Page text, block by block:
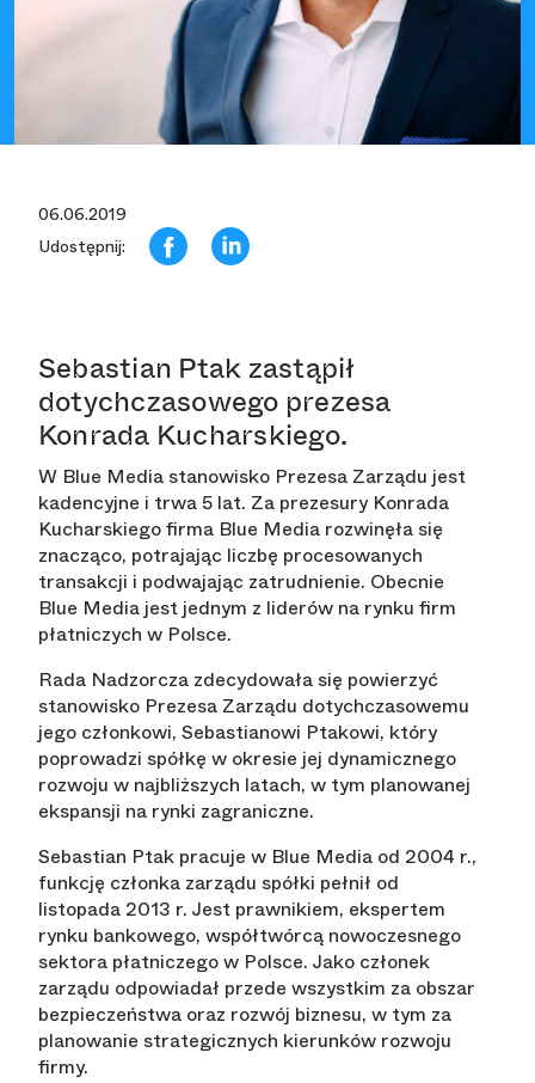
06.06.2019
Udostępnij:
Sebastian Ptak zastąpił
dotychczasowego prezesa
Konrada Kucharskiego.
W Blue Media stanowisko Prezesa Zarządu jest
kadencyjne i trwa 5 lat. Za prezesury Konrada
Kucharskiego firma Blue Media rozwinęła się
znacząco, potrajając liczbę procesowanych
transakcji i podwajając zatrudnienie. Obecnie
Blue Media jest jednym z liderów na rynku firm
płatniczych w Polsce.
Rada Nadzorcza zdecydowała się powierzyć
stanowisko Prezesa Zarządu dotychczasowemu
jego członkowi, Sebastianowi Ptakowi, który
poprowadzi spółkę w okresie jej dynamicznego
rozwoju w najbliższych latach, w tym planowanej
ekspansji na rynki zagraniczne.
Sebastian Ptak pracuje w Blue Media od 2004 r.,
funkcję członka zarządu spółki pełnił od
listopada 2013 r. Jest prawnikiem, ekspertem
rynku bankowego, współtwórcą nowoczesnego
sektora płatniczego w Polsce. Jako członek
zarządu odpowiadał przede wszystkim za obszar
bezpieczeństwa oraz rozwój biznesu, w tym za
planowanie strategicznych kierunków rozwoju
firmy.